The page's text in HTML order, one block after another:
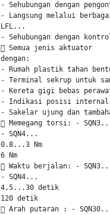
- Sehubungan dengan
- Langsung melalui
LFL...
- Sehubungan dengan
 Semua jenis aktuator
dengan:
- Rumah plastik tahan
- Terminal sekrup untuk
- Kereta gigi bebas
- Indikasi posisi internal
- Sakelar ujung dan
 Memegang torsi: -
- SQN4...
0.8...3 Nm
6 Nm
 Waktu berjalan: -
- SQN4...
4,5...30 detik
120 detik
 Arah putaran : -